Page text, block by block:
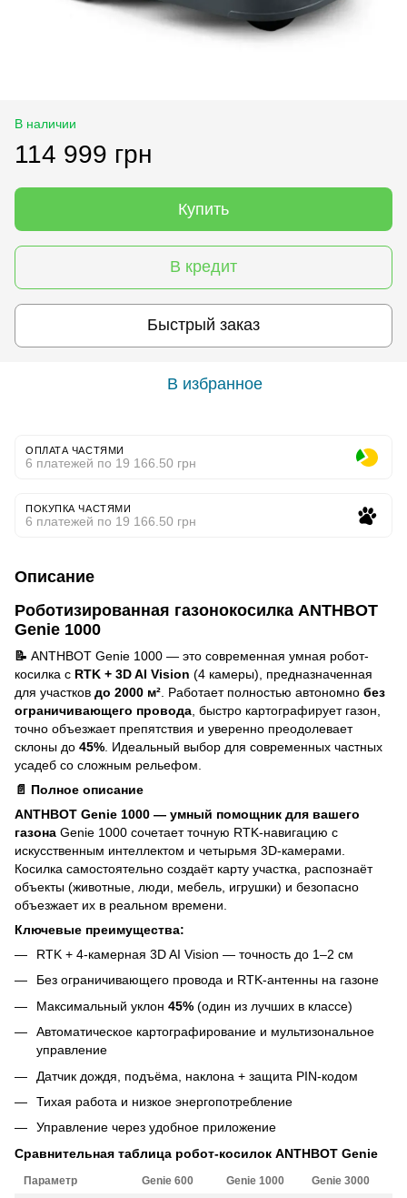
В наличии
114 999 грн
Купить
В кредит
Быстрый заказ
В избранное
ОПЛАТА ЧАСТЯМИ
6 платежей по 19 166.50 грн
ПОКУПКА ЧАСТЯМИ
6 платежей по 19 166.50 грн
Описание
Роботизированная газонокосилка ANTHBOT
Genie 1000
📝 ANTHBOT Genie 1000 — это современная умная робот-
косилка с RTK + 3D AI Vision (4 камеры), предназначенная
для участков до 2000 м² . Работает полностью автономно без
ограничивающего провода , быстро картографирует газон,
точно объезжает препятствия и уверенно преодолевает
склоны до 45% . Идеальный выбор для современных частных
усадеб со сложным рельефом.
📄 Полное описание
ANTHBOT Genie 1000 — умный помощник для вашего
газона Genie 1000 сочетает точную RTK-навигацию с
искусственным интеллектом и четырьмя 3D-камерами.
Косилка самостоятельно создаёт карту участка, распознаёт
объекты (животные, люди, мебель, игрушки) и безопасно
объезжает их в реальном времени.
Ключевые преимущества:
RTK + 4-камерная 3D AI Vision — точность до 1–2 см
Без ограничивающего провода и RTK-антенны на газоне
Максимальный уклон 45% (один из лучших в классе)
Автоматическое картографирование и мультизональное
управление
Датчик дождя, подъёма, наклона + защита PIN-кодом
Тихая работа и низкое энергопотребление
Управление через удобное приложение
Сравнительная таблица робот-косилок ANTHBOT Genie
Параметр Genie 600 Genie 1000 Genie 3000